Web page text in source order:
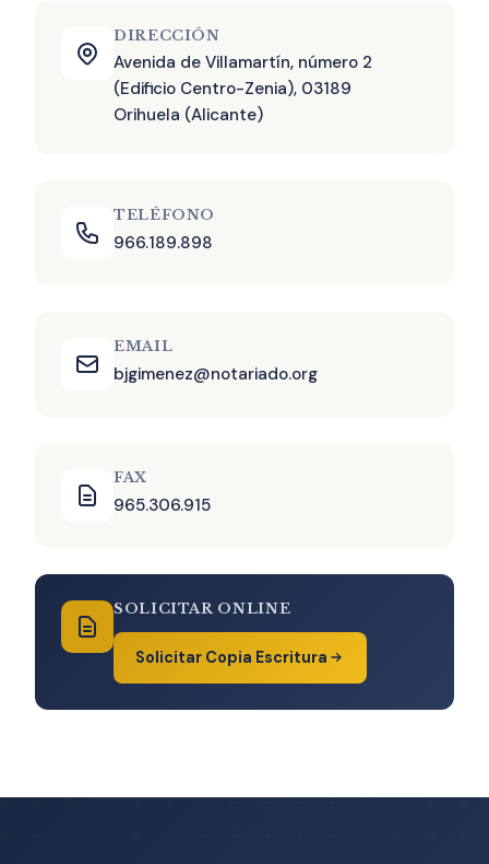
DIRECCIÓN
Avenida de Villamartín, número 2
(Edificio Centro-Zenia), 03189
Orihuela (Alicante)
TELÉFONO
966.189.898
EMAIL
bjgimenez@notariado.org
FAX
965.306.915
SOLICITAR ONLINE
Solicitar Copia Escritura